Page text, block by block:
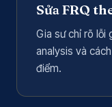
Sửa FRQ
Gia sư chỉ rõ lỗi
analysis và
điểm.